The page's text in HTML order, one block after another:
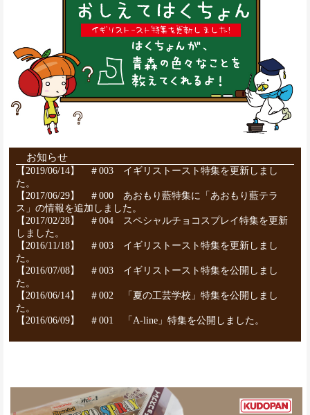
お知らせ
【2019/06/14】
＃003 イギリストースト特集を更新しまし
た。
【2017/06/29】
＃000 あおもり藍特集に「あおもり藍テラ
ス」の情報を追加しました。
【2017/02/28】
＃004 スペシャルチョコスプレイ特集を更新
しました。
【2016/11/18】
＃003 イギリストースト特集を更新しまし
た。
【2016/07/08】
＃003 イギリストースト特集を公開しまし
た。
【2016/06/14】
＃002 「夏の工芸学校」特集を公開しまし
た。
【2016/06/09】
＃001 「A-line」特集を公開しました。